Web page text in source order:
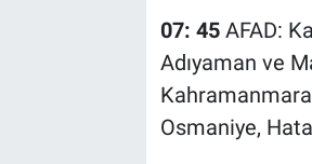
07: 45AFAD:
Adıyaman ve
Osmaniye,